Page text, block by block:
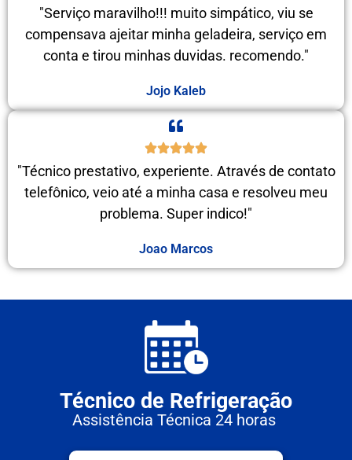
"Serviço maravilho!!! muito simpático, viu se
compensava ajeitar minha geladeira, serviço em
conta e tirou minhas duvidas. recomendo."
Jojo Kaleb
"Técnico prestativo, experiente. Através de contato
telefônico, veio até a minha casa e resolveu meu
problema. Super indico!"
Joao Marcos
Técnico de Refrigeração
Assistência Técnica 24 horas